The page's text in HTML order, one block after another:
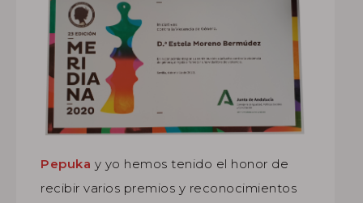
Pepuka y yo hemos tenido el honor de
recibir varios premios y reconocimientos